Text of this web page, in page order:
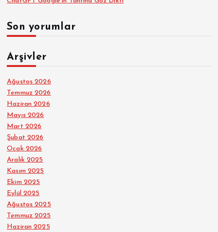
Son yorumlar
Arşivler
Ağustos 2026
Temmuz 2026
Haziran 2026
Mayıs 2026
Mart 2026
Şubat 2026
Ocak 2026
Aralık 2025
Kasım 2025
Ekim 2025
Eylül 2025
Ağustos 2025
Temmuz 2025
Haziran 2025